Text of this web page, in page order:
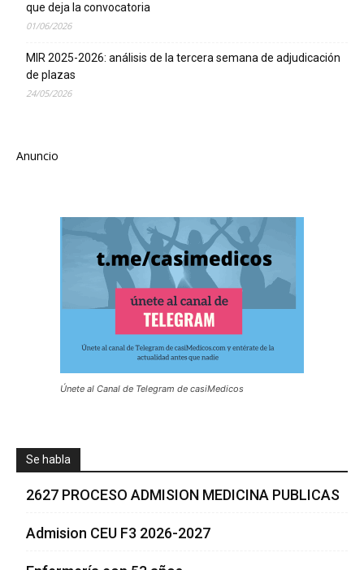
que deja la convocatoria
01/06/2026
MIR 2025-2026: análisis de la tercera semana de adjudicación
de plazas
24/05/2026
Anuncio
Únete al Canal de Telegram de casiMedicos
Se habla
2627 PROCESO ADMISION MEDICINA PUBLICAS
Admision CEU F3 2026-2027